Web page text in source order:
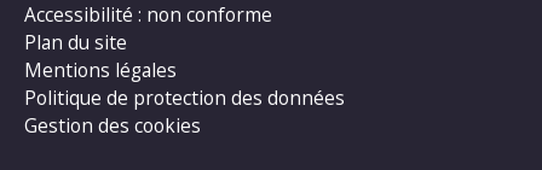
Accessibilité : non conforme
Plan du site
Mentions légales
Politique de protection des données
Gestion des cookies